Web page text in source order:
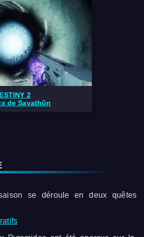
2
de Savathûn
se déroule en deux quêtes